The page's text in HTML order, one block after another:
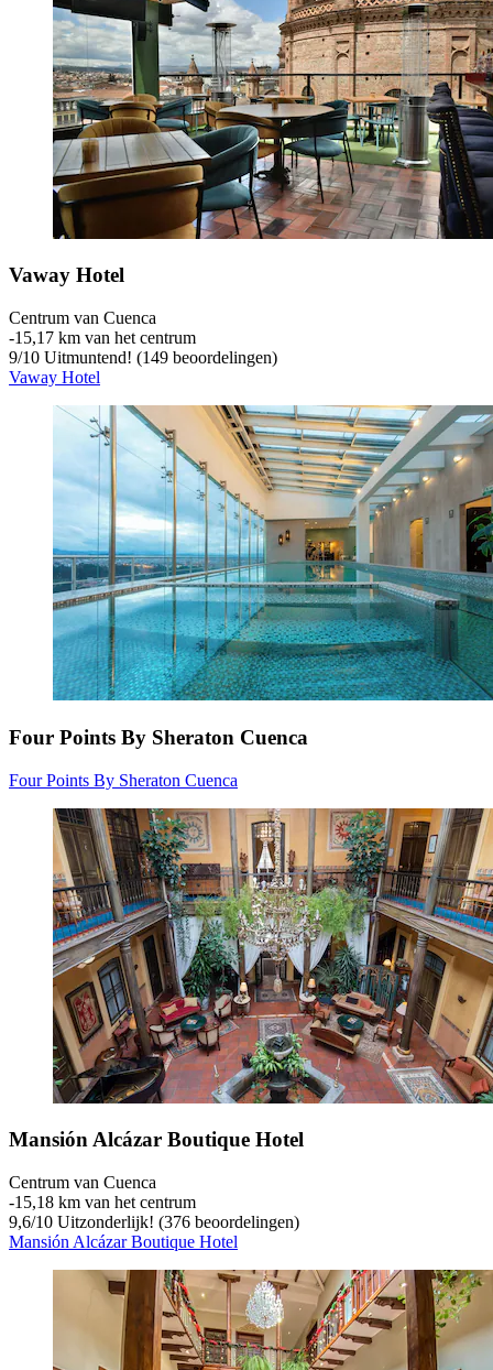
Vaway Hotel
Centrum van Cuenca
‐15,17 km van het centrum
9/10 Uitmuntend! (149 beoordelingen)
Vaway Hotel
Four Points By Sheraton Cuenca
Four Points By Sheraton Cuenca
Mansión Alcázar Boutique Hotel
Centrum van Cuenca
‐15,18 km van het centrum
9,6/10 Uitzonderlijk! (376 beoordelingen)
Mansión Alcázar Boutique Hotel